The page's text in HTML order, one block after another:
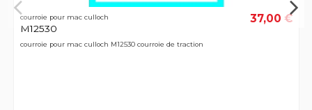
courroie pour mac culloch
M12530
37,00 €
courroie pour mac culloch M12530 courroie de traction